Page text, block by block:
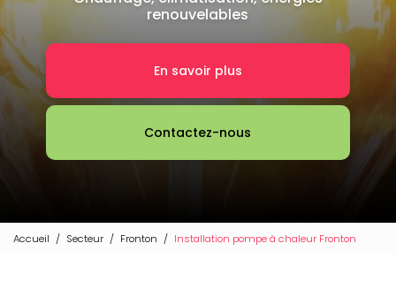
renouvelables
En savoir plus
Contactez-nous
Accueil Secteur Fronton Installation pompe à chaleur Fronton